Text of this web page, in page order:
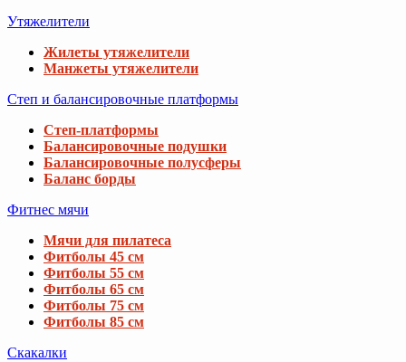
Утяжелители
Жилеты утяжелители
Манжеты утяжелители
Степ и балансировочные платформы
Степ-платформы
Балансировочные подушки
Балансировочные полусферы
Баланс борды
Фитнес мячи
Мячи для пилатеса
Фитболы 45 см
Фитболы 55 см
Фитболы 65 см
Фитболы 75 см
Фитболы 85 см
Скакалки